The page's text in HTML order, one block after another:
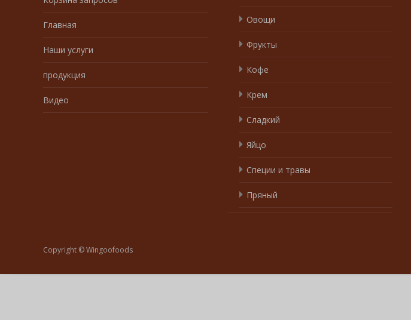
Главная
Наши услуги
продукция
Видео
Овощи
Фрукты
Кофе
Крем
Сладкий
Яйцо
Специи и травы
Пряный
Copyright © Wingoofoods